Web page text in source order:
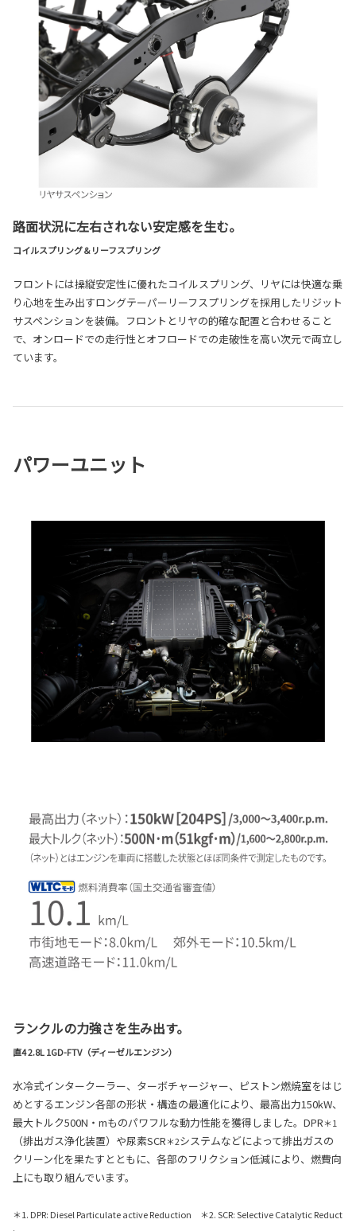
路面状況に左右されない安定感を生む。
コイルスプリング＆リーフスプリング
フロントには操縦安定性に優れたコイルスプリング、リヤには快適な乗
り心地を生み出すロングテーパーリーフスプリングを採用したリジット
サスペンションを装備。フロントとリヤの的確な配置と合わせること
で、オンロードでの走行性とオフロードでの走破性を高い次元で両立し
ています。
パワーユニット
ランクルの力強さを生み出す。
直4 2.8L 1GD-FTV（ディーゼルエンジン）
水冷式インタークーラー、ターボチャージャー、ピストン燃焼室をはじ
めとするエンジン各部の形状・構造の最適化により、最高出力150kW、
最大トルク500N・mものパワフルな動力性能を獲得しました。DPR＊1
（排出ガス浄化装置）や尿素SCR＊2システムなどによって排出ガスの
クリーン化を果たすとともに、各部のフリクション低減により、燃費向
上にも取り組んでいます。
＊1. DPR: Diesel Particulate active Reduction ＊2. SCR: Selective Catalytic Reduct